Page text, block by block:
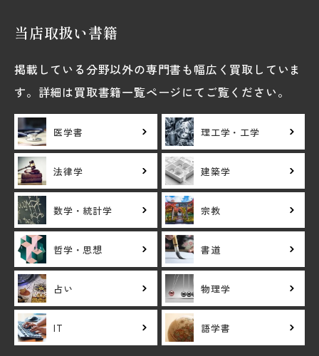
当店取扱い書籍
掲載している分野以外の専門書も幅広く買取していま
す。詳細は買取書籍一覧ページにてご覧ください。
医学書 理工学・工学
法律学 建築学
数学・統計学 宗教
哲学・思想 書道
占い 物理学
IT 語学書